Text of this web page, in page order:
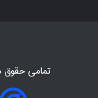
تمامی حقوق